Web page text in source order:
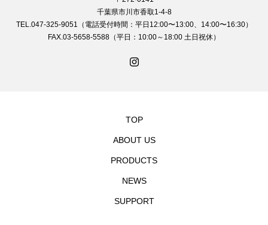
千葉県市川市香取1-4-8
TEL.047-325-9051（電話受付時間：平日12:00〜13:00、14:00〜16:30）
FAX.03-5658-5588（平日：10:00～18:00 土日祝休）
TOP
ABOUT US
PRODUCTS
NEWS
SUPPORT